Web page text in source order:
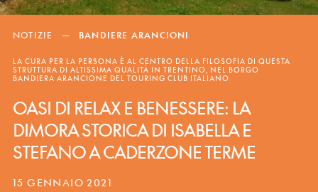
NOTIZIE — BANDIERE ARANCIONI
LA CURA PER LA PERSONA È AL CENTRO DELLA FILOSOFIA DI QUESTA
STRUTTURA DI ALTISSIMA QUALITÀ IN TRENTINO, NEL BORGO
BANDIERA ARANCIONE DEL TOURING CLUB ITALIANO
OASI DI RELAX E BENESSERE: LA
DIMORA STORICA DI ISABELLA E
STEFANO A CADERZONE TERME
15 GENNAIO 2021